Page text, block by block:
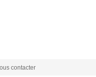
contacter